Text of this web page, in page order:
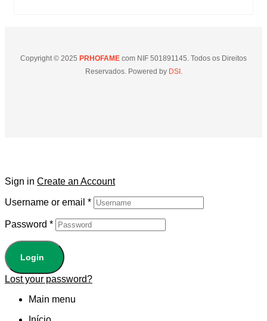
Copyright © 2025 PRHOFAME com NIF 501891145. Todos os Direitos
Reservados. Powered byDSI.
Sign in Create an Account
Username or email *
Password *
Login
Lost your password?
Main menu